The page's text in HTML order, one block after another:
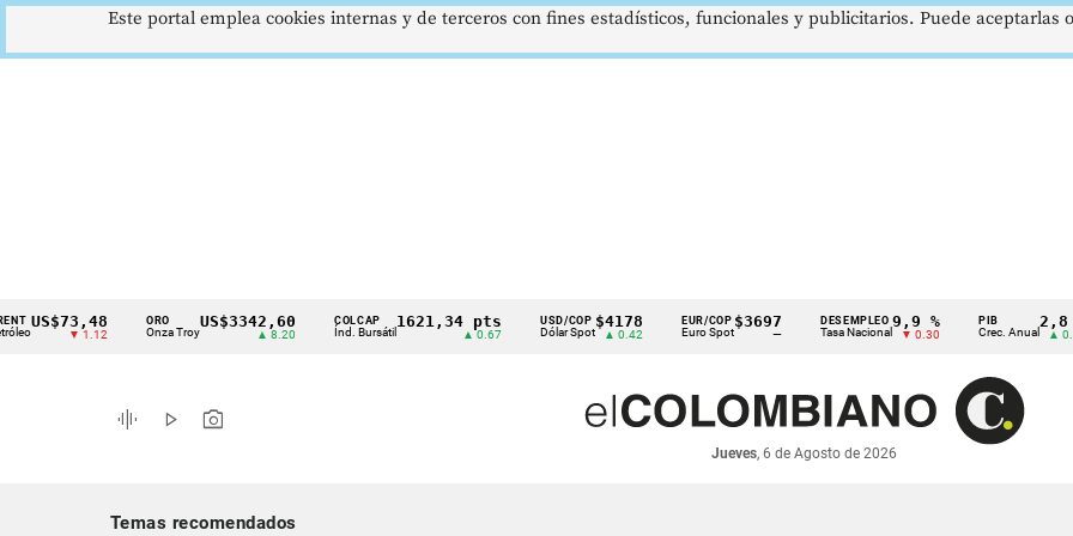
Cintillo
indicadores
económicos
▼ 1.12
ORO
Onza Troy
US$3342,60 COLCAP
Índ. Bursátil
1621,34 pts USD/COP
Dólar Spot
$4178
▲ 0.42
EUR/COP
Euro Spot
$3697
—
DESEMPLEO
Tasa Nacional
9,9 %
▼ 0.30
PIB
Crec. Anual
2,8 %
▲ 0.10
graphic_eq play_arrow photo_camera
Jueves, 6 de Agosto de 2026
Temas recomendados
Este portal emplea cookies internas y de terceros con fines estadísticos, funcionales y publicitarios. Puede aceptarlas